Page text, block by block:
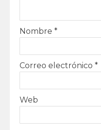
Nombre *
Correo electrónico *
Web